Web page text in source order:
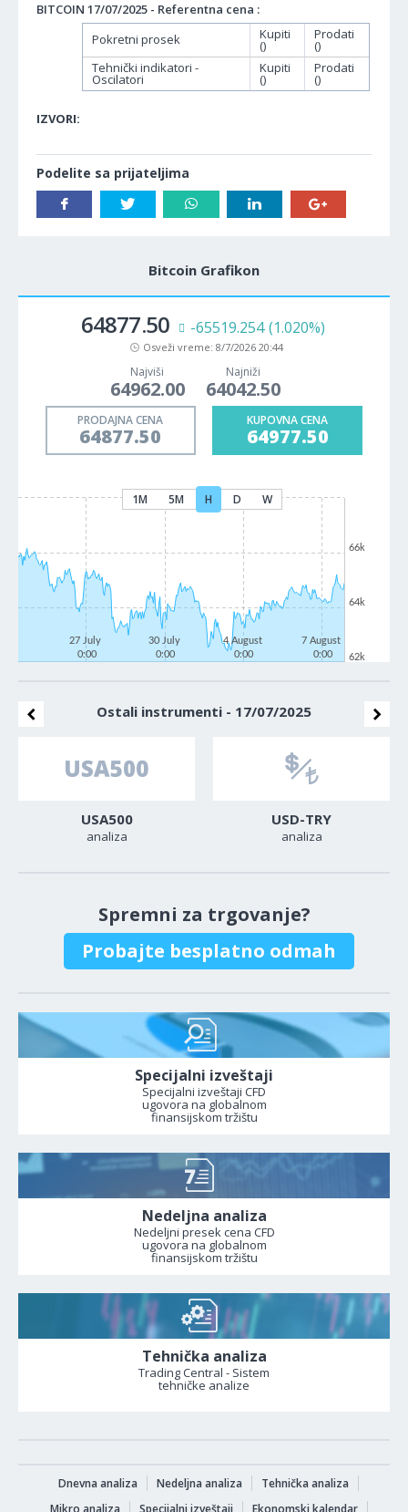
BITCOIN 17/07/2025 - Referentna cena :
Pokretni prosek
Kupiti
()
Prodati
()
Tehnički indikatori -
Oscilatori
Kupiti
()
Prodati
()
IZVORI:
Podelite sa prijateljima
Bitcoin Grafikon
64877.50 -65519.254 (1.020%)
Osveži vreme: 8/7/2026 20:44
Najviši
64962.00
Najniži
64042.50
PRODAJNA CENA
64877.50
KUPOVNA CENA
64977.50
1M 5M H D W
27 July
0:00
30 July
0:00
4 August
0:00
7 August
0:00
62k
64k
66k
Ostali instrumenti - 17/07/2025
USA500
analiza
USD-TRY
analiza
Spremni za trgovanje?
Probajte besplatno odmah
Specijalni izveštaji
Specijalni izveštaji CFD
ugovora na globalnom
finansijskom tržištu
Nedeljna analiza
Nedeljni presek cena CFD
ugovora na globalnom
finansijskom tržištu
Tehnička analiza
Trading Central - Sistem
tehničke analize
Dnevna analiza Nedeljna analiza
Tehnička analiza
Mikro analiza
Specijalni izveštaji Ekonomski kalendar